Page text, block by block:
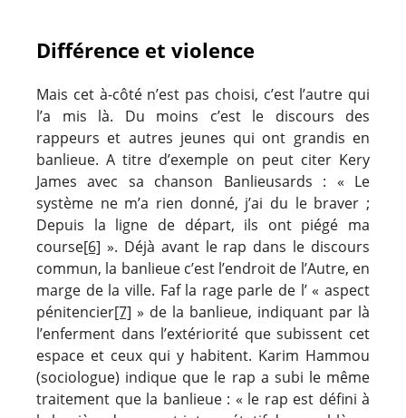
Différence et violence
Mais cet à-côté n’est pas choisi, c’est l’autre qui
l’a mis là. Du moins c’est le discours des
rappeurs et autres jeunes qui ont grandis en
banlieue. A titre d’exemple on peut citer Kery
James avec sa chanson Banlieusards : « Le
système ne m’a rien donné, j’ai du le braver ;
Depuis la ligne de départ, ils ont piégé ma
course[6] ». Déjà avant le rap dans le discours
commun, la banlieue c’est l’endroit de l’Autre, en
marge de la ville. Faf la rage parle de l’ « aspect
pénitencier[7] » de la banlieue, indiquant par là
l’enferment dans l’extériorité que subissent cet
espace et ceux qui y habitent. Karim Hammou
(sociologue) indique que le rap a subi le même
traitement que la banlieue : « le rap est défini à